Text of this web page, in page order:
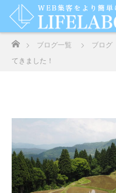
ブログ一覧 ブログ
てきました！